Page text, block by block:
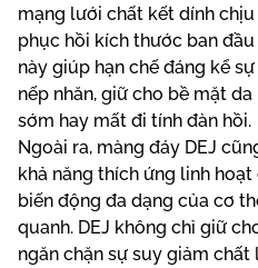
mạng lưới chất kết dính
phục hồi kích thước ban
này giúp hạn chế đáng kể
nếp nhăn, giữ cho bề mặt
sớm hay mất đi tính đàn hồi.
Ngoài ra, màng đáy DEJ
khả năng thích ứng linh
biến động đa dạng của cơ
quanh. DEJ không chỉ giữ
ngăn chặn sự suy giảm